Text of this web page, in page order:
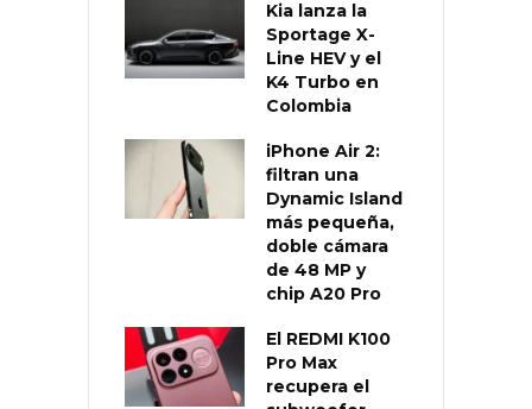
Kia lanza la
Sportage X-
Line HEV y el
K4 Turbo en
Colombia
iPhone Air 2:
filtran una
Dynamic Island
más pequeña,
doble cámara
de 48 MP y
chip A20 Pro
El REDMI K100
Pro Max
recupera el